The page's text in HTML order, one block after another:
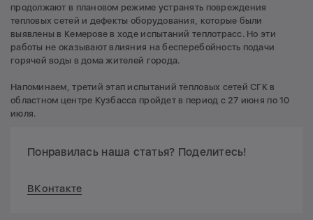
продолжают в плановом режиме устранять повреждения
тепловых сетей и дефекты оборудования, которые были
выявлены в Кемерове в ходе испытаний теплотрасс. Но эти
работы не оказывают влияния на бесперебойность подачи
горячей воды в дома жителей города.
Напоминаем, третий этап испытаний тепловых сетей СГК в
областном центре Кузбасса пройдет в период с 27 июня по 10
июля.
Понравилась наша статья? Поделитесь!
ВКонтакте